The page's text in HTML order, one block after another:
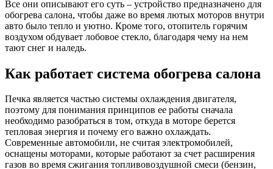
Все они описывают его суть – устройство предназначено для
обогрева салона, чтобы даже во время лютых моторов внутри
авто было тепло и уютно. Кроме того, отопитель горячим
воздухом обдувает лобовое стекло, благодаря чему на нем
тают снег и наледь.
Как работает система обогрева салона
Печка является частью системы охлаждения двигателя,
поэтому для понимания принципов ее работы сначала
необходимо разобраться в том, откуда в моторе берется
тепловая энергия и почему его важно охлаждать.
Современные автомобили, не считая электромобилей,
оснащены моторами, которые работают за счет расширения
газов во время сжигания топливовоздушной смеси (бензин,